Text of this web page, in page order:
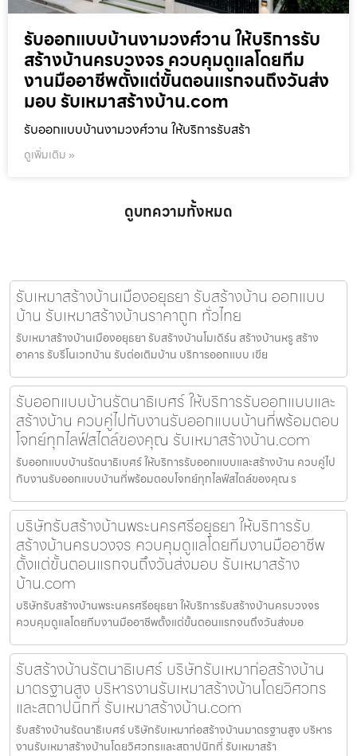
รับออกแบบบ้านงามวงศ์วาน ให้บริการรับ
สร้างบ้านครบวงจร ควบคุมดูแลโดยทีม
งานมืออาชีพตั้งแต่ขั้นตอนแรกจนถึงวันส่ง
มอบ รับเหมาสร้างบ้าน.com
รับออกแบบบ้านงามวงศ์วาน ให้บริการรับสร้า
ดูเพิ่มเติม »
ดูบทความทั้งหมด
รับเหมาสร้างบ้านเมืองอยุธยา รับสร้างบ้าน ออกแบบ
บ้าน รับเหมาสร้างบ้านราคาถูก ทั่วไทย
รับเหมาสร้างบ้านเมืองอยุธยา รับสร้างบ้านโมเดิร์น สร้างบ้านหรู สร้าง
อาคาร รับรีโนเวทบ้าน รับต่อเติมบ้าน บริการออกแบบ เขีย
รับออกแบบบ้านรัตนาธิเบศร์ ให้บริการรับออกแบบและ
สร้างบ้าน ควบคู่ไปกับงานรับออกแบบบ้านที่พร้อมตอบ
โจทย์ทุกไลฟ์สไตล์ของคุณ รับเหมาสร้างบ้าน.com
รับออกแบบบ้านรัตนาธิเบศร์ ให้บริการรับออกแบบและสร้างบ้าน ควบคู่ไป
กับงานรับออกแบบบ้านที่พร้อมตอบโจทย์ทุกไลฟ์สไตล์ของคุณ ร
บริษัทรับสร้างบ้านพระนครศรีอยุธยา ให้บริการรับ
สร้างบ้านครบวงจร ควบคุมดูแลโดยทีมงานมืออาชีพ
ตั้งแต่ขั้นตอนแรกจนถึงวันส่งมอบ รับเหมาสร้าง
บ้าน.com
บริษัทรับสร้างบ้านพระนครศรีอยุธยา ให้บริการรับสร้างบ้านครบวงจร
ควบคุมดูแลโดยทีมงานมืออาชีพตั้งแต่ขั้นตอนแรกจนถึงวันส่งมอ
รับสร้างบ้านรัตนาธิเบศร์ บริษัทรับเหมาก่อสร้างบ้าน
มาตรฐานสูง บริหารงานรับเหมาสร้างบ้านโดยวิศวกร
และสถาปนิกที่ รับเหมาสร้างบ้าน.com
รับสร้างบ้านรัตนาธิเบศร์ บริษัทรับเหมาก่อสร้างบ้านมาตรฐานสูง บริหาร
งานรับเหมาสร้างบ้านโดยวิศวกรและสถาปนิกที่ รับเหมาสร้า